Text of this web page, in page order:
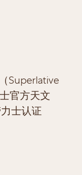
Superlative
官方天文
士认证